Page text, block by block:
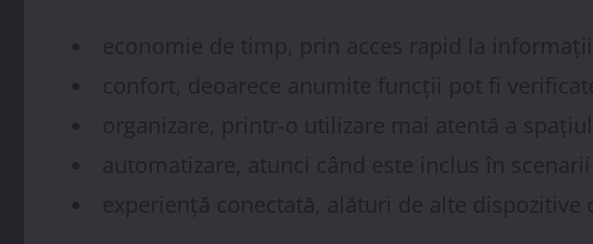
economie de timp, prin acces rapid la
confort, deoarece anumite funcții pot fi
organizare, printr-o utilizare mai atentă a
automatizare, atunci când este inclus în
experiență conectată, alături de alte dispozitive